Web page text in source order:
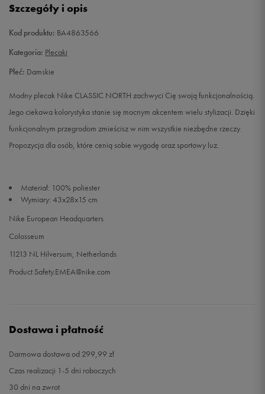
Szczegóły i opis
Kod produktu: BA4863566
Kategoria: Plecaki
Płeć: Damskie
Modny plecak Nike CLASSIC NORTH zachwyci Cię swoją funkcjonalnością.
Jego ciekawa kolorystyka stanie się mocnym akcentem wielu stylizacji. Dzięki
funkcjonalnym przegrodom zmieścisz w nim wszystkie niezbędne rzeczy.
Propozycja dla osób, które cenią sobie wygodę oraz sportowy luz.
Materiał: 100% poliester
Wymiary: 43x28x15 cm
Nike European Headquarters
Colosseum
11213 NL Hilversum, Netherlands
Product.Safety.EMEA@nike.com
Dostawa i płatność
Darmowa dostawa od 299,99 zł
Czas realizacji 1-5 dni roboczych
30 dni na zwrot